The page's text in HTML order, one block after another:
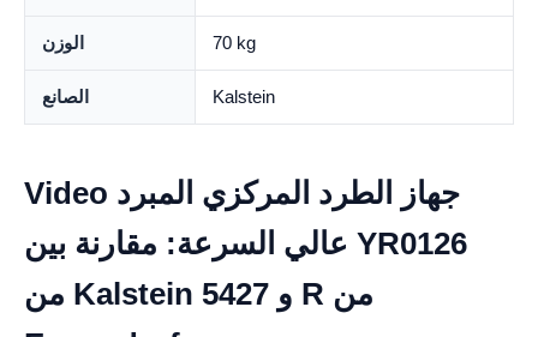
الوزن 70 kg
الصانع Kalstein
Video جهاز الطرد المركزي المبرد
عالي السرعة: مقارنة بين YR0126
من Kalstein و 5427 R من